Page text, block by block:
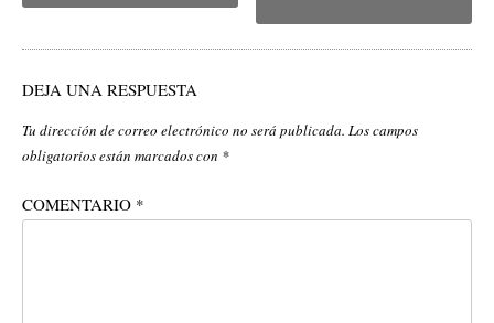
DEJA UNA RESPUESTA
Tu dirección de correo electrónico no será publicada. Los campos
obligatorios están marcados con *
COMENTARIO *